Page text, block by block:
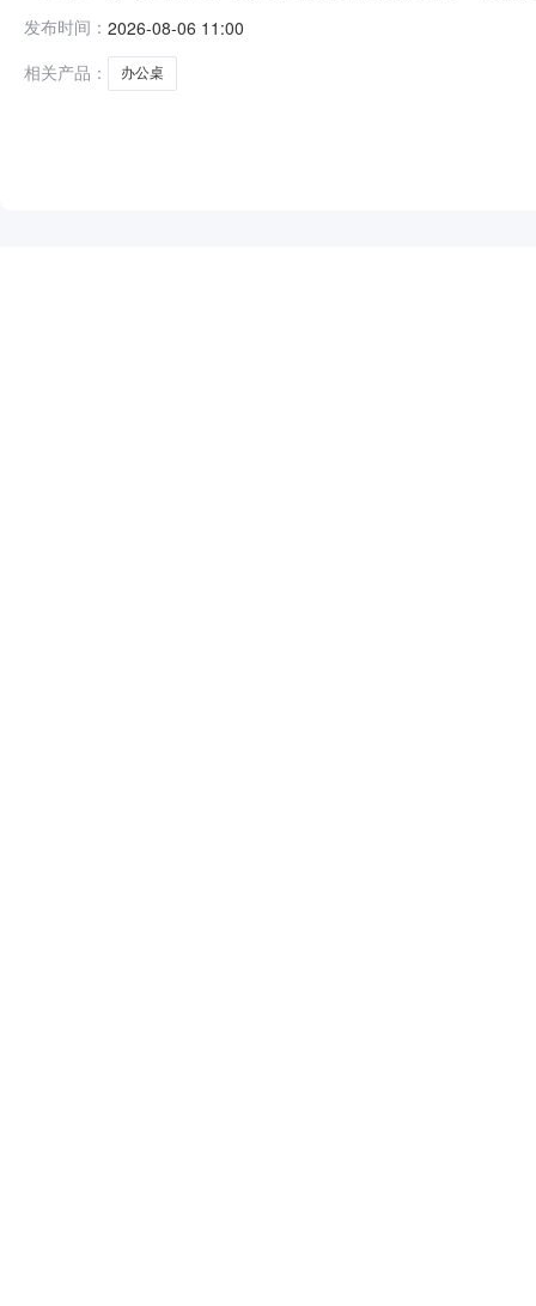
限公司地址：山东省青岛市高新区宝源路624号-16户联
发布时间： 2026-08-06 11:00
相关产品：
办公桌